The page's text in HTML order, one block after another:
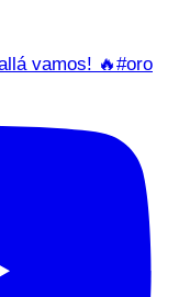
vamos! 🔥#oro